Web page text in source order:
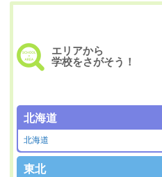
エリアから
学校をさがそう！
北海道
北海道
東北